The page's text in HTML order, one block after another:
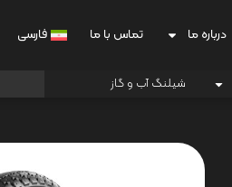
درباره ما تماس با ما فارسی
شیلنگ آب و گاز